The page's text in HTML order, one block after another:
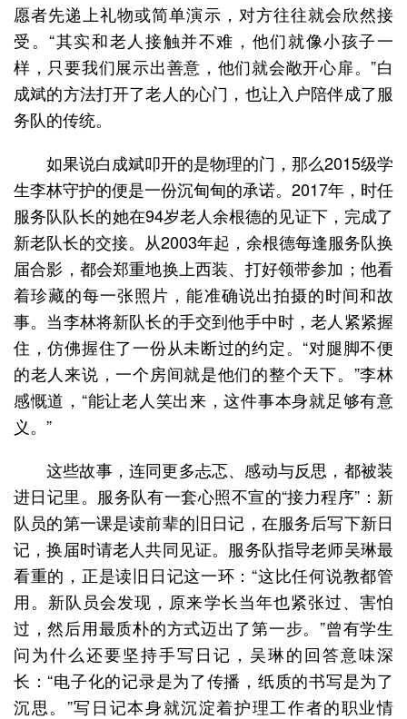
愿者先递上礼物或简单演示，对方往往就会欣然接
受。“其实和老人接触并不难，他们就像小孩子一
样，只要我们展示出善意，他们就会敞开心扉。”白
成斌的方法打开了老人的心门，也让入户陪伴成了服
务队的传统。
如果说白成斌叩开的是物理的门，那么2015级学
生李林守护的便是一份沉甸甸的承诺。2017年，时任
服务队队长的她在94岁老人余根德的见证下，完成了
新老队长的交接。从2003年起，余根德每逢服务队换
届合影，都会郑重地换上西装、打好领带参加；他看
着珍藏的每一张照片，能准确说出拍摄的时间和故
事。当李林将新队长的手交到他手中时，老人紧紧握
住，仿佛握住了一份从未断过的约定。“对腿脚不便
的老人来说，一个房间就是他们的整个天下。”李林
感慨道，“能让老人笑出来，这件事本身就足够有意
义。”
这些故事，连同更多忐忑、感动与反思，都被装
进日记里。服务队有一套心照不宣的“接力程序”：新
队员的第一课是读前辈的旧日记，在服务后写下新日
记，换届时请老人共同见证。服务队指导老师吴琳最
看重的，正是读旧日记这一环：“这比任何说教都管
用。新队员会发现，原来学长当年也紧张过、害怕
过，然后用最质朴的方式迈出了第一步。”曾有学生
问为什么还要坚持手写日记，吴琳的回答意味深
长：“电子化的记录是为了传播，纸质的书写是为了
沉思。”写日记本身就沉淀着护理工作者的职业情